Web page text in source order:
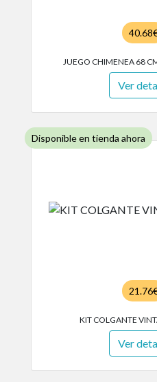
JUEGO CHIMENEA 68
Ver
Disponible en tienda ahora
KIT COLGANTE
Ver